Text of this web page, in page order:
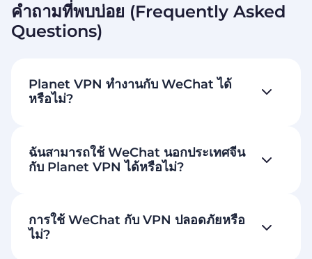
คำถามที่พบบ่อย (Frequently Asked
Questions)
Planet VPN ทำงานกับ WeChat ได้
หรือไม่?
ฉันสามารถใช้ WeChat นอกประเทศจีน
กับ Planet VPN ได้หรือไม่?
การใช้ WeChat กับ VPN ปลอดภัยหรือ
ไม่?